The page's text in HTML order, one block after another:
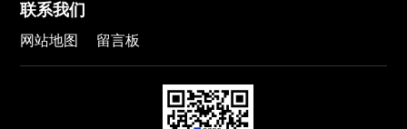
联系我们
网站地图 留言板